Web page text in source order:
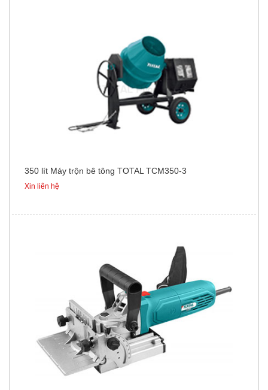
350 lít Máy trộn bê tông TOTAL TCM350-3
Xin liên hệ